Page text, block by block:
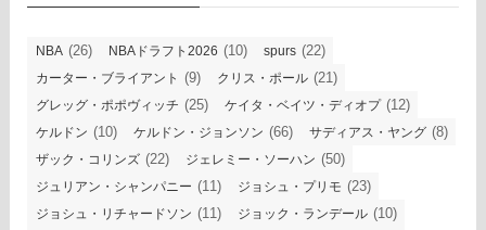
NBA (26) NBAドラフト2026 (10) spurs (22)
カーター・ブライアント (9) クリス・ポール (21)
グレッグ・ポポヴィッチ (25) ケイタ・ベイツ・ディオプ(12)
ケルドン (10) ケルドン・ジョンソン (66) サディアス・ヤング (8)
ザック・コリンズ (22) ジェレミー・ソーハン (50)
ジュリアン・シャンパニー (11) ジョシュ・プリモ (23)
ジョシュ・リチャードソン (11) ジョック・ランデール (10)